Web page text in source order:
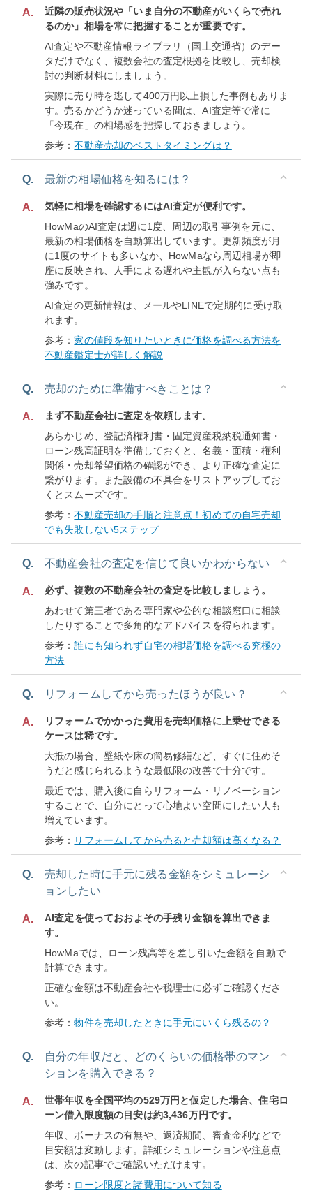
A.
近隣の販売状況や「いま自分の不動産がいくらで売れ
るのか」相場を常に把握することが重要です。
AI査定や不動産情報ライブラリ（国土交通省）のデー
タだけでなく、複数会社の査定根拠を比較し、売却検
討の判断材料にしましょう。
実際に売り時を逃して400万円以上損した事例もありま
す。売るかどうか迷っている間は、AI査定等で常に
「今現在」の相場感を把握しておきましょう。
参考：不動産売却のベストタイミングは？
Q. 最新の相場価格を知るには？
A.
気軽に相場を確認するにはAI査定が便利です。
HowMaのAI査定は週に1度、周辺の取引事例を元に、
最新の相場価格を自動算出しています。更新頻度が月
に1度のサイトも多いなか、HowMaなら周辺相場が即
座に反映され、人手による遅れや主観が入らない点も
強みです。
AI査定の更新情報は、メールやLINEで定期的に受け取
れます。
参考：家の値段を知りたいときに価格を調べる方法を
不動産鑑定士が詳しく解説
Q. 売却のために準備すべきことは？
A.
まず不動産会社に査定を依頼します。
あらかじめ、登記済権利書・固定資産税納税通知書・
ローン残高証明を準備しておくと、名義・面積・権利
関係・売却希望価格の確認ができ、より正確な査定に
繋がります。また設備の不具合をリストアップしてお
くとスムーズです。
参考：不動産売却の手順と注意点！初めての自宅売却
でも失敗しない5ステップ
Q. 不動産会社の査定を信じて良いかわからない
A.
必ず、複数の不動産会社の査定を比較しましょう。
あわせて第三者である専門家や公的な相談窓口に相談
したりすることで多角的なアドバイスを得られます。
参考：誰にも知られず自宅の相場価格を調べる究極の
方法
Q. リフォームしてから売ったほうが良い？
A.
リフォームでかかった費用を売却価格に上乗せできる
ケースは稀です。
大抵の場合、壁紙や床の簡易修繕など、すぐに住めそ
うだと感じられるような最低限の改善で十分です。
最近では、購入後に自らリフォーム・リノベーション
することで、自分にとって心地よい空間にしたい人も
増えています。
参考： リフォームしてから売ると売却額は高くなる？
Q.
売却した時に手元に残る金額をシミュレーシ
ョンしたい
A.
AI査定を使っておおよその手残り金額を算出できま
す。
HowMaでは、ローン残高等を差し引いた金額を自動で
計算できます。
正確な金額は不動産会社や税理士に必ずご確認くださ
い。
参考：物件を売却したときに手元にいくら残るの？
Q.
自分の年収だと、どのくらいの価格帯のマン
ションを購入できる？
A.
世帯年収を全国平均の529万円と仮定した場合、住宅ロ
ーン借入限度額の目安は約3,436万円です。
年収、ボーナスの有無や、返済期間、審査金利などで
目安額は変動します。詳細シミュレーションや注意点
は、次の記事でご確認いただけます。
参考： ローン限度と諸費用について知る